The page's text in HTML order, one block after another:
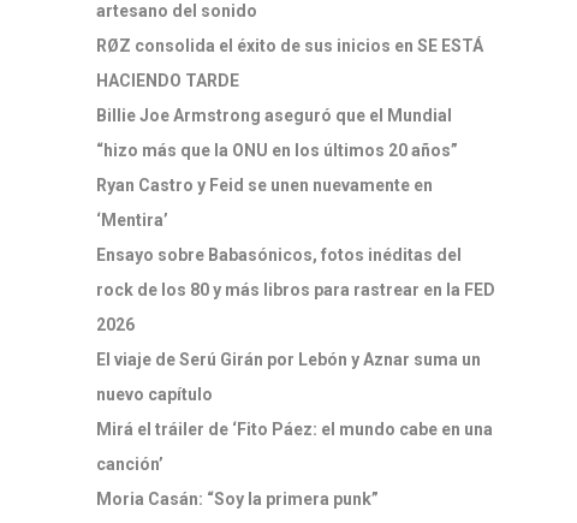
artesano del sonido
RØZ consolida el éxito de sus inicios en SE ESTÁ
HACIENDO TARDE
Billie Joe Armstrong aseguró que el Mundial
“hizo más que la ONU en los últimos 20 años”
Ryan Castro y Feid se unen nuevamente en
‘Mentira’
Ensayo sobre Babasónicos, fotos inéditas del
rock de los 80 y más libros para rastrear en la FED
2026
El viaje de Serú Girán por Lebón y Aznar suma un
nuevo capítulo
Mirá el tráiler de ‘Fito Páez: el mundo cabe en una
canción’
Moria Casán: “Soy la primera punk”